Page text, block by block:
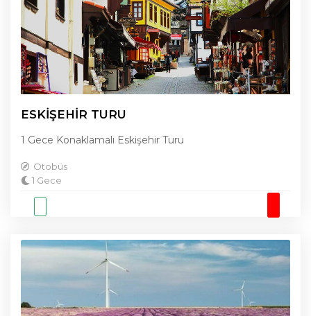
ESKİŞEHİR TURU
1 Gece Konaklamalı Eskişehir Turu
Otobüs
1 Gece